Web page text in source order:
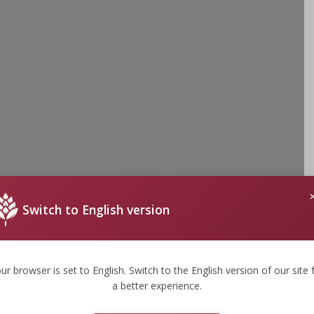
Switch to English version
browser is set to English. Switch to the English version of our site
a better experience.